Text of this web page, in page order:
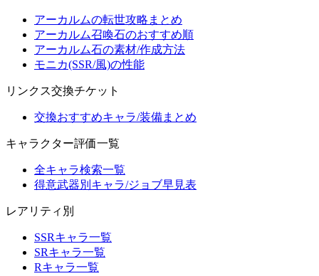
アーカルムの転世攻略まとめ
アーカルム召喚石のおすすめ順
アーカルム石の素材/作成方法
モニカ(SSR/風)の性能
リンクス交換チケット
交換おすすめキャラ/装備まとめ
キャラクター評価一覧
全キャラ検索一覧
得意武器別キャラ/ジョブ早見表
レアリティ別
SSRキャラ一覧
SRキャラ一覧
Rキャラ一覧